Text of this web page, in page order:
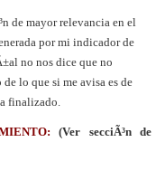
de mayor relevancia en el
por mi indicador de
no nos dice que no
lo que si me avisa es de
finalizado.
(Ver secciÃ³n de